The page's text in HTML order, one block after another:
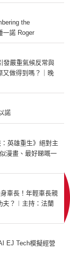
the
一諾 Roger
發嚴重氣候反常與
又做得到嗎？｜晚
諾
英雄重生》絕對主
漫畫、最好睇嘅一
車長！年輕車長親
夫？︱主持：法蘭
EJ Tech模擬經營